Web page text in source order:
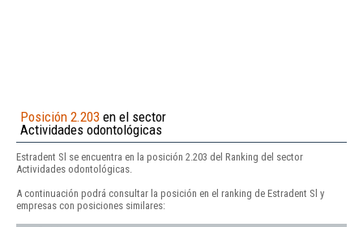
Posición 2.203 en el sector
Actividades odontológicas
Estradent Sl se encuentra en la posición 2.203 del Ranking del sector
Actividades odontológicas.
A continuación podrá consultar la posición en el ranking de Estradent Sl y
empresas con posiciones similares: